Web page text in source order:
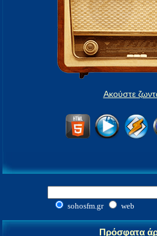
Ακούστε
sohosfm.gr web
Πρόσφατα